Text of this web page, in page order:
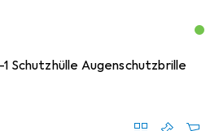
1 Schutzhülle Augenschutzbrille